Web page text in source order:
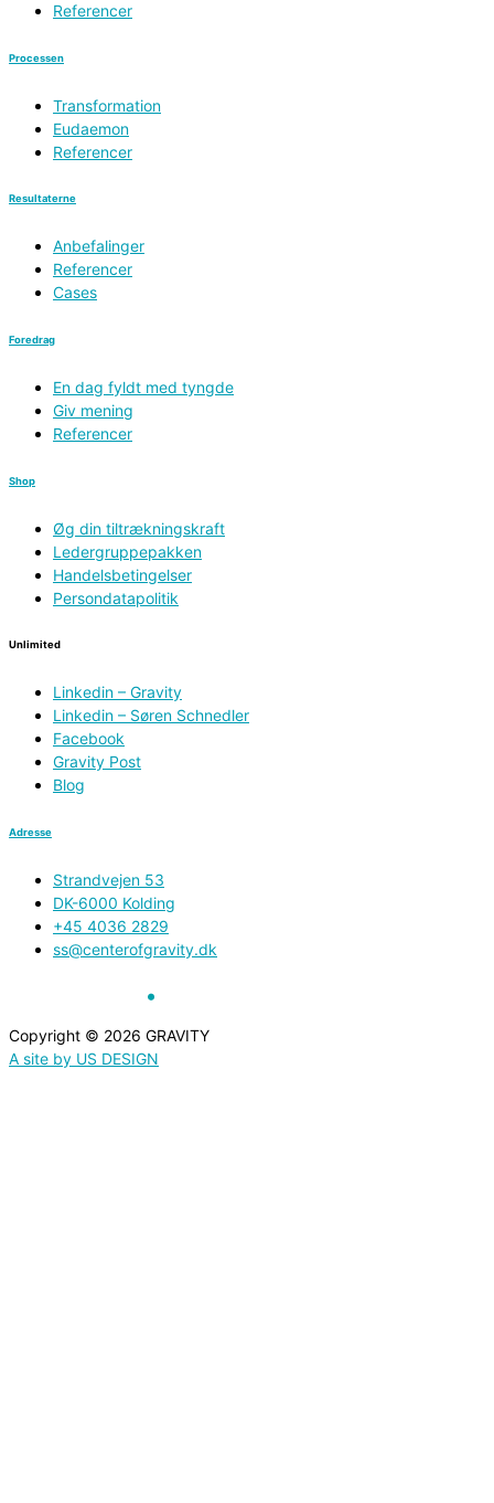
Referencer
Processen
Transformation
Eudaemon
Referencer
Resultaterne
Anbefalinger
Referencer
Cases
Foredrag
En dag fyldt med tyngde
Giv mening
Referencer
Shop
Øg din tiltrækningskraft
Ledergruppepakken
Handelsbetingelser
Persondatapolitik
Unlimited
Linkedin – Gravity
Linkedin – Søren Schnedler
Facebook
Gravity Post
Blog
Adresse
Strandvejen 53
DK-6000 Kolding
+45 4036 2829
ss@centerofgravity.dk
Copyright © 2026 GRAVITY
A site by US DESIGN